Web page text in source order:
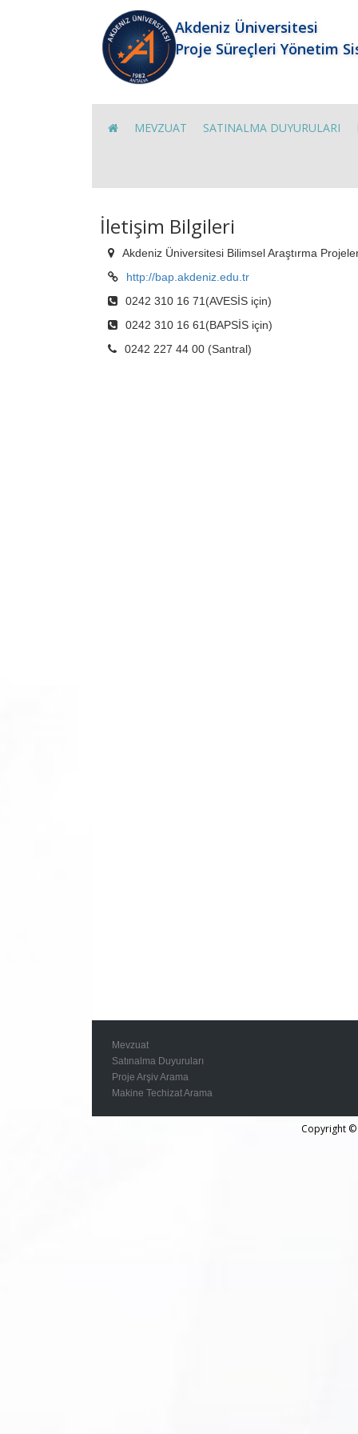
Akdeniz Üniversitesi
Proje Süreçleri Yönetim
MEVZUAT SATINALMA DUYURULARI
İletişim Bilgileri
Akdeniz Üniversitesi Bilimsel Araştırma
http://bap.akdeniz.edu.tr
0242 310 16 71(AVESİS için)
0242 310 16 61(BAPSİS için)
0242 227 44 00 (Santral)
Mevzuat
Satınalma Duyuruları
Proje Arşiv Arama
Makine Techizat Arama
Copyright ©